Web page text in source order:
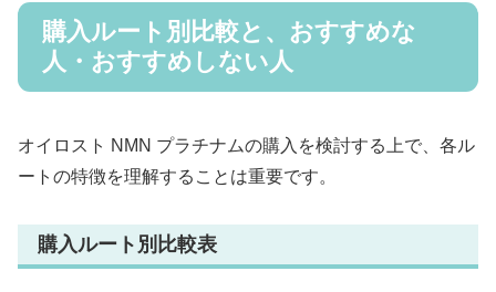
購入ルート別比較と、おすすめな
人・おすすめしない人
オイロスト NMN プラチナムの購入を検討する上で、各ル
ートの特徴を理解することは重要です。
購入ルート別比較表